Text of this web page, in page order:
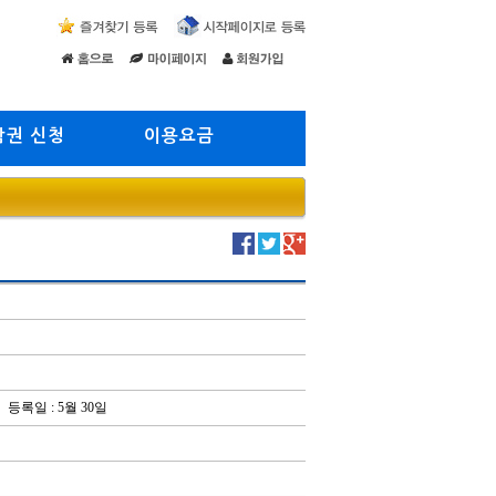
권 신청 이용요금
록일 : 5월 30일